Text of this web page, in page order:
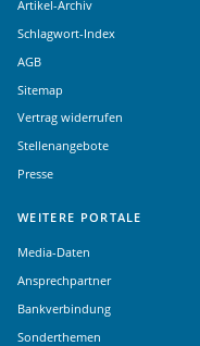
Artikel-Archiv
Schlagwort-Index
AGB
Sitemap
Vertrag widerrufen
Stellenangebote
Presse
WEITERE PORTALE
Media-Daten
Ansprechpartner
Bankverbindung
Sonderthemen